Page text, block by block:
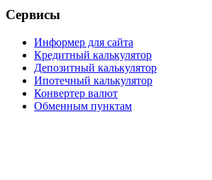
Сервисы
Информер для сайта
Кредитный калькулятор
Депозитный калькулятор
Ипотечный калькулятор
Конвертер валют
Обменным пунктам